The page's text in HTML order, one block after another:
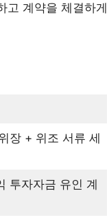
고 계약을 체결하게
장 + 위조 서류 세
투자자금 유인 계